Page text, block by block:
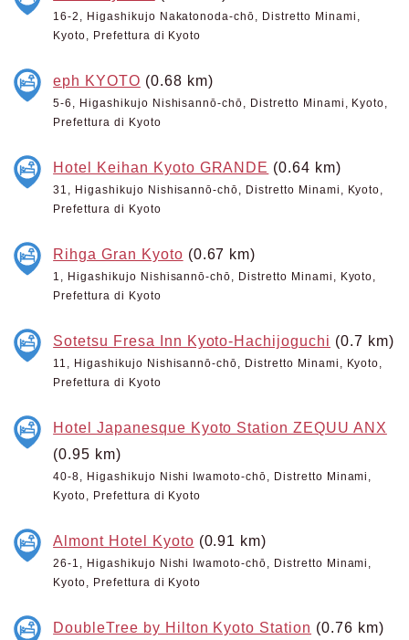
16-2, Higashikujo Nakatonoda-chō, Distretto Minami,
Kyoto, Prefettura di Kyoto
eph KYOTO (0.68 km)
5-6, Higashikujo Nishisannō-chō, Distretto Minami, Kyoto,
Prefettura di Kyoto
Hotel Keihan Kyoto GRANDE (0.64 km)
31, Higashikujo Nishisannō-chō, Distretto Minami, Kyoto,
Prefettura di Kyoto
Rihga Gran Kyoto (0.67 km)
1, Higashikujo Nishisannō-chō, Distretto Minami, Kyoto,
Prefettura di Kyoto
Sotetsu Fresa Inn Kyoto-Hachijoguchi (0.7 km)
11, Higashikujo Nishisannō-chō, Distretto Minami, Kyoto,
Prefettura di Kyoto
Hotel Japanesque Kyoto Station ZEQUU ANX
(0.95 km)
40-8, Higashikujo Nishi Iwamoto-chō, Distretto Minami,
Kyoto, Prefettura di Kyoto
Almont Hotel Kyoto (0.91 km)
26-1, Higashikujo Nishi Iwamoto-chō, Distretto Minami,
Kyoto, Prefettura di Kyoto
DoubleTree by Hilton Kyoto Station (0.76 km)